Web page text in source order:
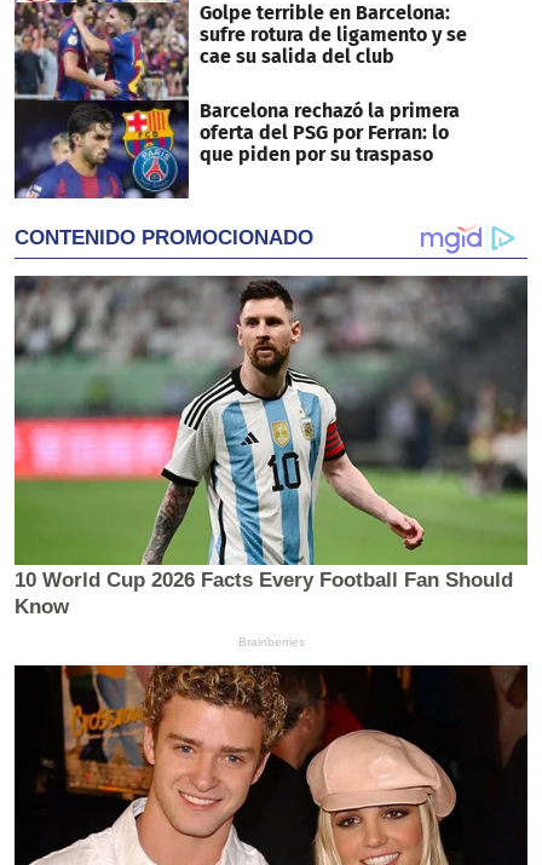
Golpe terrible en Barcelona:
sufre rotura de ligamento y se
cae su salida del club
Barcelona rechazó la primera
oferta del PSG por Ferran: lo
que piden por su traspaso